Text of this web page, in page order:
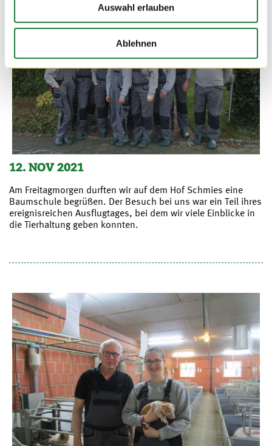
Auswahl erlauben
Ablehnen
12. NOV 2021
Am Freitagmorgen durften wir auf dem Hof Schmies eine
Baumschule begrüßen. Der Besuch bei uns war ein Teil ihres
ereignisreichen Ausflugtages, bei dem wir viele Einblicke in
die Tierhaltung geben konnten.